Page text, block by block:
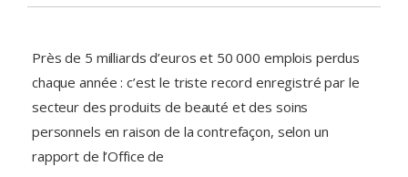
Près de 5 milliards d’euros et 50 000 emplois perdus
chaque année : c’est le triste record enregistré par le
secteur des produits de beauté et des soins
personnels en raison de la contrefaçon, selon un
rapport de l’Office de